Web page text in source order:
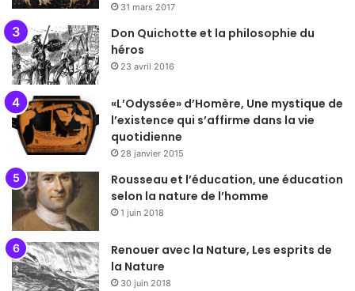
31 mars 2017
Don Quichotte et la philosophie du
héros
23 avril 2016
«L’Odyssée» d’Homère, Une mystique de
l’existence qui s’affirme dans la vie
quotidienne
28 janvier 2015
Rousseau et l’éducation, une éducation
selon la nature de l’homme
1 juin 2018
Renouer avec la Nature, Les esprits de
la Nature
30 juin 2018